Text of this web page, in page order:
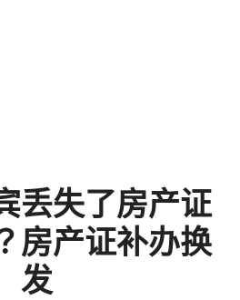
丢失了房产证
房产证补办换
发